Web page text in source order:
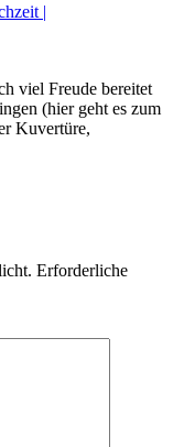
|
viel Freude bereitet
(hier geht es zum
Kuvertüre,
Erforderliche